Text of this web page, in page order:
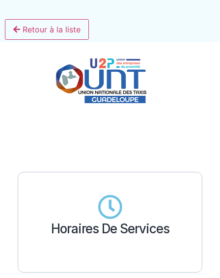
Retour à la liste
Horaires De Services